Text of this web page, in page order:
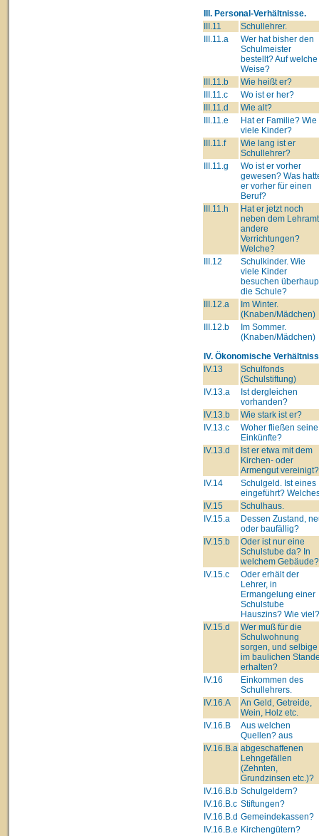
III. Personal-Verhältnisse.
III.11
Schullehrer.
III.11.a
Wer hat bisher den
Schulmeister
bestellt? Auf welche
Weise?
III.11.b
Wie heißt er?
III.11.c
Wo ist er her?
III.11.d
Wie alt?
III.11.e
Hat er Familie? Wie
viele Kinder?
III.11.f
Wie lang ist er
Schullehrer?
III.11.g
Wo ist er vorher
gewesen? Was
er vorher für einen
Beruf?
III.11.h
Hat er jetzt noch
neben dem
andere
Verrichtungen?
Welche?
III.12
Schulkinder. Wie
viele Kinder
besuchen
die Schule?
III.12.a
Im Winter.
(Knaben/Mädchen)
III.12.b
Im Sommer.
(Knaben/Mädchen)
IV. Ökonomische
IV.13
Schulfonds
(Schulstiftung)
IV.13.a
Ist dergleichen
vorhanden?
IV.13.b
Wie stark ist er?
IV.13.c
Woher fließen seine
Einkünfte?
IV.13.d
Ist er etwa mit dem
Kirchen- oder
Armengut vereinigt?
IV.14
Schulgeld. Ist eines
eingeführt?
IV.15
Schulhaus.
IV.15.a
Dessen Zustand,
oder baufällig?
IV.15.b
Oder ist nur eine
Schulstube da? In
welchem Gebäude?
IV.15.c
Oder erhält der
Lehrer, in
Ermangelung einer
Schulstube
Hauszins? Wie viel?
IV.15.d
Wer muß für die
Schulwohnung
sorgen, und selbige
im baulichen
erhalten?
IV.16
Einkommen des
Schullehrers.
IV.16.A
An Geld, Getreide,
Wein, Holz etc.
IV.16.B
Aus welchen
Quellen? aus
IV.16.B.a abgeschaffenen
Lehngefällen
(Zehnten,
Grundzinsen etc.)?
IV.16.B.b Schulgeldern?
IV.16.B.c Stiftungen?
IV.16.B.d Gemeindekassen?
IV.16.B.e Kirchengütern?